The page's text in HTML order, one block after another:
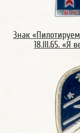
Знак
18.III.65. «Я